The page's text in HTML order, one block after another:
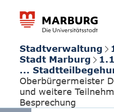
Stadtverwaltung
Stadt Marburg
...
Oberbürgermeister
und weitere
Besprechung